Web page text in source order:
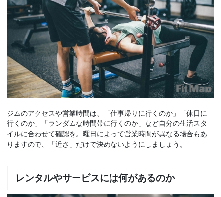
ジムのアクセスや営業時間は、「仕事帰りに行くのか」「休日に
行くのか」「ランダムな時間帯に行くのか」など自分の生活スタ
イルに合わせて確認を。曜日によって営業時間が異なる場合もあ
りますので、「近さ」だけで決めないようにしましょう。
レンタルやサービスには何があるのか